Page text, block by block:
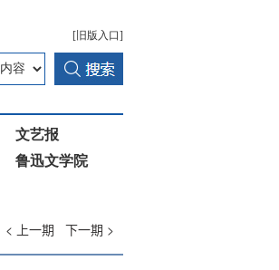
< 上一期 下一期 >